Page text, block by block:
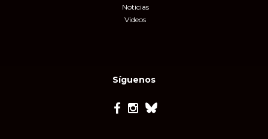
Síguenos
Noticias
Videos